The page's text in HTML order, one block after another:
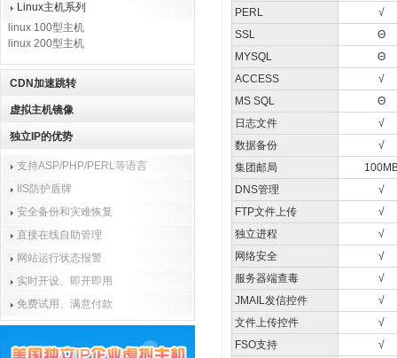
Linux主机系列
linux 100型主机
linux 200型主机
CDN加速跳转
虚拟主机镜像
独立IP的优势
支持ASP/PHP/PERL等语言
IIS防护盾牌
安全备份和灾难恢复
直接在线自助管理
网站运行状态报警
实时开设、即开即用
免费试用、满意付款
PERL
√
SSL
Θ
MYSQL
Θ
ACCESS
√
MS SQL
Θ
日志文件
√
数据备份
√
集团邮局
DNS管理
√
FTP文件上传
√
独立进程
√
网络安全
√
服务器端查毒
√
JMAIL发信控件
√
文件上传控件
√
FSO支持
√